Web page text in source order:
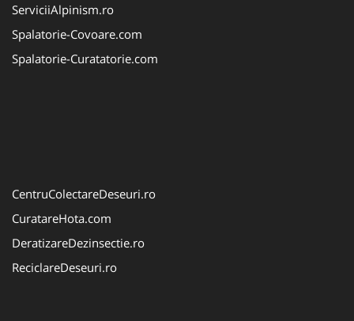
ServiciiAlpinism.ro
Spalatorie-Covoare.com
Spalatorie-Curatatorie.com
CentruColectareDeseuri.ro
CuratareHota.com
DeratizareDezinsectie.ro
ReciclareDeseuri.ro